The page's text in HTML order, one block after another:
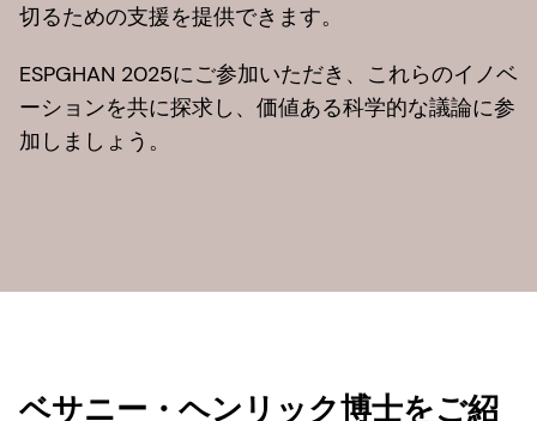
切るための支援を提供できます。
ESPGHAN 2025にご参加いただき、これらのイノベ
ーションを共に探求し、価値ある科学的な議論に参
加しましょう。
ベサニー・ヘンリック博士をご紹